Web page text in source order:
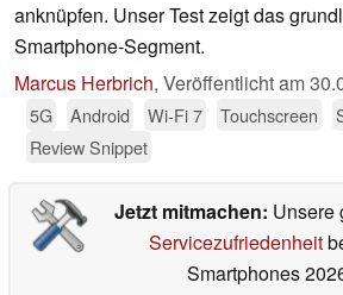
anknüpfen. Unser Test zeigt das
Smartphone-Segment.
Marcus Herbrich, Veröffentlicht am
5G Android Wi-Fi 7 Touchscreen
Review Snippet
Jetzt mitmachen: Unsere
Servicezufriedenheit
Smartphones